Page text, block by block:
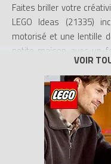
Faites briller votre
LEGO Ideas (21335)
motorisé et une lentille
petite maison avec un
construits sur un
admirer les intérieurs
permettent d’accéder
trésor de pirate. Les
qu’un canot à rames,
scène pittoresque.
Une expérience de